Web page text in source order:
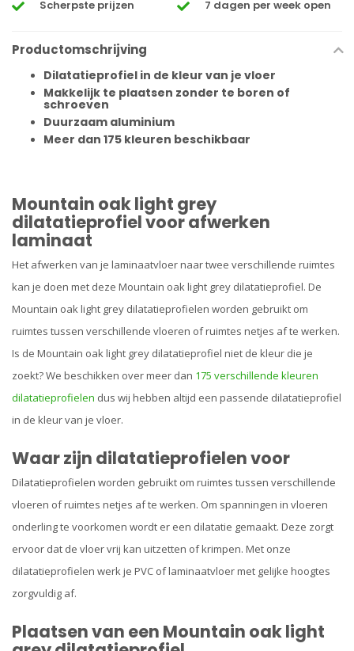
Scherpste prijzen 7 dagen per week open
Productomschrijving
Dilatatieprofiel in de kleur van je vloer
Makkelijk te plaatsen zonder te boren of
schroeven
Duurzaam aluminium
Meer dan 175 kleuren beschikbaar
Mountain oak light grey
dilatatieprofiel voor afwerken
laminaat
Het afwerken van je laminaatvloer naar twee verschillende ruimtes
kan je doen met deze Mountain oak light grey dilatatieprofiel. De
Mountain oak light grey dilatatieprofielen worden gebruikt om
ruimtes tussen verschillende vloeren of ruimtes netjes af te werken.
Is de Mountain oak light grey dilatatieprofiel niet de kleur die je
zoekt? We beschikken over meer dan 175 verschillende kleuren
dilatatieprofielen dus wij hebben altijd een passende dilatatieprofiel
in de kleur van je vloer.
Waar zijn dilatatieprofielen voor
Dilatatieprofielen worden gebruikt om ruimtes tussen verschillende
vloeren of ruimtes netjes af te werken. Om spanningen in vloeren
onderling te voorkomen wordt er een dilatatie gemaakt. Deze zorgt
ervoor dat de vloer vrij kan uitzetten of krimpen. Met onze
dilatatieprofielen werk je PVC of laminaatvloer met gelijke hoogtes
zorgvuldig af.
Plaatsen van een Mountain oak light